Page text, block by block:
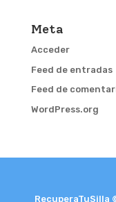
Meta
Acceder
Feed de entradas
Feed de
WordPress.org
RecuperaTuSilla